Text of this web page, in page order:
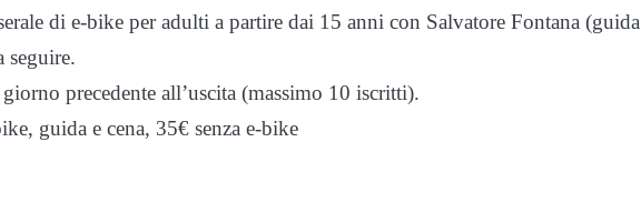
di e-bike per adulti a partire dai 15 anni con Salvatore Fontana (guida
seguire.
precedente all’uscita (massimo 10 iscritti).
guida e cena, 35€ senza e-bike